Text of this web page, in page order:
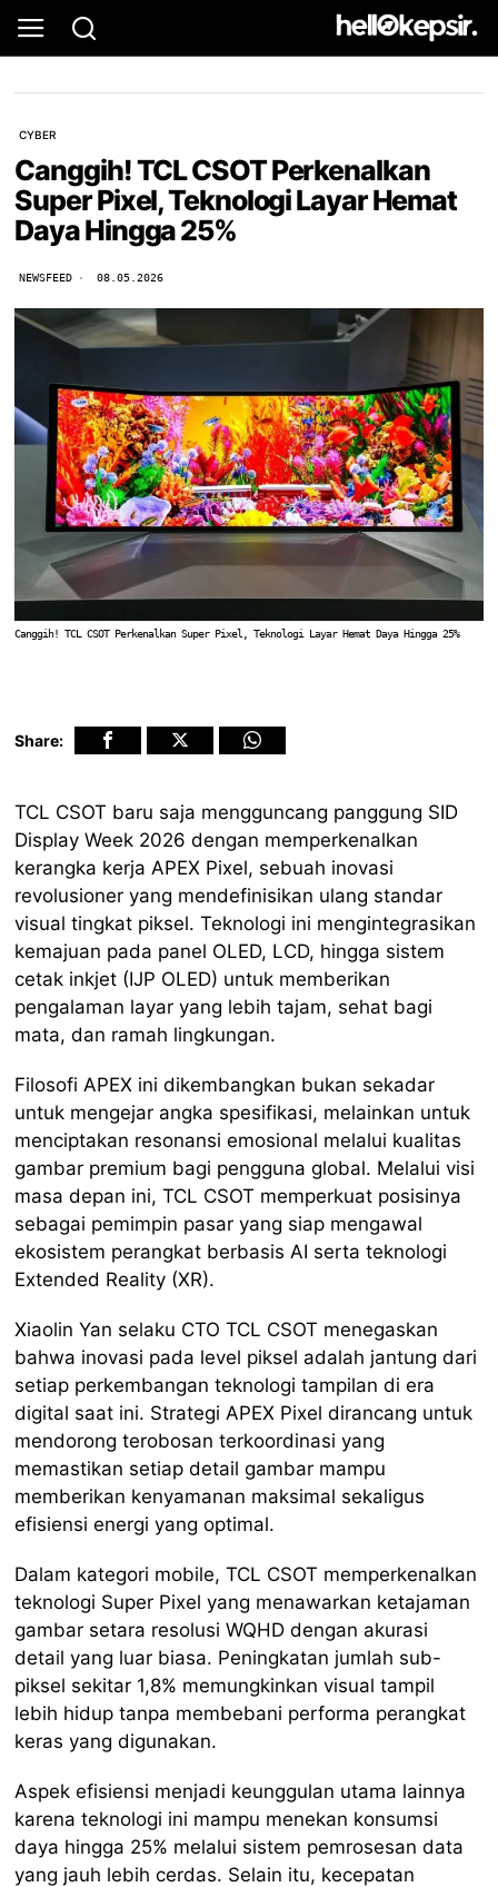
CYBER
Canggih! TCL CSOT Perkenalkan
Super Pixel, Teknologi Layar Hemat
Daya Hingga 25%
NEWSFEED 08.05.2026
Canggih! TCL CSOT Perkenalkan Super Pixel, Teknologi Layar Hemat Daya Hingga 25%
Share:
TCL CSOT baru saja mengguncang panggung SID
Display Week 2026 dengan memperkenalkan
kerangka kerja APEX Pixel, sebuah inovasi
revolusioner yang mendefinisikan ulang standar
visual tingkat piksel. Teknologi ini mengintegrasikan
kemajuan pada panel OLED, LCD, hingga sistem
cetak inkjet (IJP OLED) untuk memberikan
pengalaman layar yang lebih tajam, sehat bagi
mata, dan ramah lingkungan.
Filosofi APEX ini dikembangkan bukan sekadar
untuk mengejar angka spesifikasi, melainkan untuk
menciptakan resonansi emosional melalui kualitas
gambar premium bagi pengguna global. Melalui visi
masa depan ini, TCL CSOT memperkuat posisinya
sebagai pemimpin pasar yang siap mengawal
ekosistem perangkat berbasis AI serta teknologi
Extended Reality (XR).
Xiaolin Yan selaku CTO TCL CSOT menegaskan
bahwa inovasi pada level piksel adalah jantung dari
setiap perkembangan teknologi tampilan di era
digital saat ini. Strategi APEX Pixel dirancang untuk
mendorong terobosan terkoordinasi yang
memastikan setiap detail gambar mampu
memberikan kenyamanan maksimal sekaligus
efisiensi energi yang optimal.
Dalam kategori mobile, TCL CSOT memperkenalkan
teknologi Super Pixel yang menawarkan ketajaman
gambar setara resolusi WQHD dengan akurasi
detail yang luar biasa. Peningkatan jumlah sub-
piksel sekitar 1,8% memungkinkan visual tampil
lebih hidup tanpa membebani performa perangkat
keras yang digunakan.
Aspek efisiensi menjadi keunggulan utama lainnya
karena teknologi ini mampu menekan konsumsi
daya hingga 25% melalui sistem pemrosesan data
yang jauh lebih cerdas. Selain itu, kecepatan